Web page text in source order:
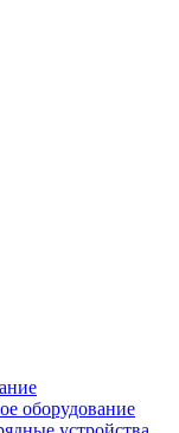
оборудование